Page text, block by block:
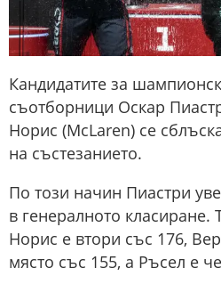
Кандидатите за
съотборници Оскар
Норис (McLaren) се
на състезанието.
По този начин Пиастри
в генералното класиране.
Норис е втори със 176,
място със 155, а Ръсел е